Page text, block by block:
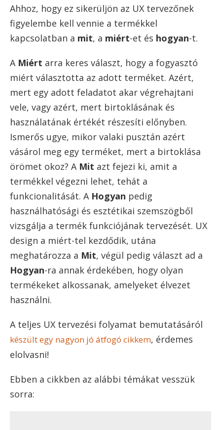
Ahhoz, hogy ez sikerüljön az UX tervezőnek
figyelembe kell vennie a termékkel
kapcsolatban a mit, a miért-et és hogyan-t.
A Miért arra keres választ, hogy a fogyasztó
miért választotta az adott terméket. Azért,
mert egy adott feladatot akar végrehajtani
vele, vagy azért, mert birtoklásának és
használatának értékét részesíti előnyben.
Ismerős ugye, mikor valaki pusztán azért
vásárol meg egy terméket, mert a birtoklása
örömet okoz? A Mit azt fejezi ki, amit a
termékkel végezni lehet, tehát a
funkcionalitását. A Hogyan pedig
használhatósági és esztétikai szemszögből
vizsgálja a termék funkciójának tervezését. UX
design a miért-tel kezdődik, utána
meghatározza a Mit, végül pedig választ ad a
Hogyan-ra annak érdekében, hogy olyan
termékeket alkossanak, amelyeket élvezet
használni.
A teljes UX tervezési folyamat bemutatásáról
készült egy nagyon jó átfogó cikkem, érdemes
elolvasni!
Ebben a cikkben az alábbi témákat vesszük
sorra: